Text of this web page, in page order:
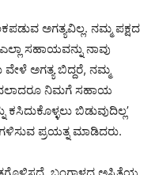
ಅಗತ್ಯವಿಲ್ಲ. ನಮ್ಮ ಪಕ್ಷದ
ಸಹಾಯವನ್ನು ನಾವು
ಅಗತ್ಯ ಬಿದ್ದರೆ, ನಮ್ಮ
ನಿಮಗೆ ಸಹಾಯ
ಬಿಡುವುದಿಲ್ಲ’
ಪ್ರಯತ್ನ ಮಾಡಿದರು.